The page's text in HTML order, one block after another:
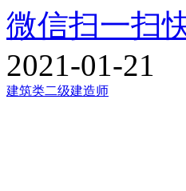
微信扫一扫
2021-01-21
建筑类二级建造师